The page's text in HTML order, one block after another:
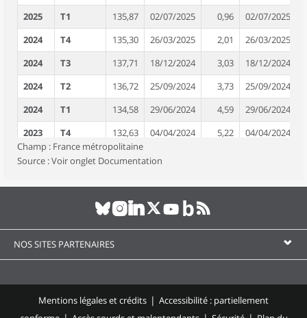
2025
T1 135,87 02/07/2025 0,96
02/07/2025
2024
T4 135,30 26/03/2025 2,01
26/03/2025
2024
T3 137,71 18/12/2024 3,03
18/12/2024
2024
T2 136,72 25/09/2024 3,73
25/09/2024
2024
T1 134,58 29/06/2024 4,59
29/06/2024
2023
T4 132,63 04/04/2024 5,22
04/04/2024
2023
T3 22/12/2023
128,68 25/06/2023
2022
T3 126,13
18/12/2022
2022
T1 120,61 23/06/2022 3,32
23/06/2022
Champ : France métropolitaine
Source : Voir onglet Documentation
NOS SITES PARTENAIRES
Mentions légales et crédits
Accessibilité : partiellement